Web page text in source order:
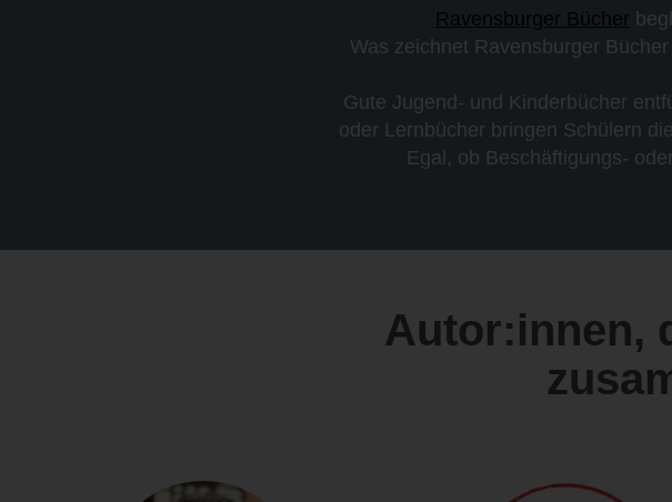
Ravensburger Bücher
Was zeichnet Ravensburger
Gute Jugend- und Kinderbücher
oder Lernbücher bringen Schülern
Egal, ob Beschäftigungs-
Autor:innen,